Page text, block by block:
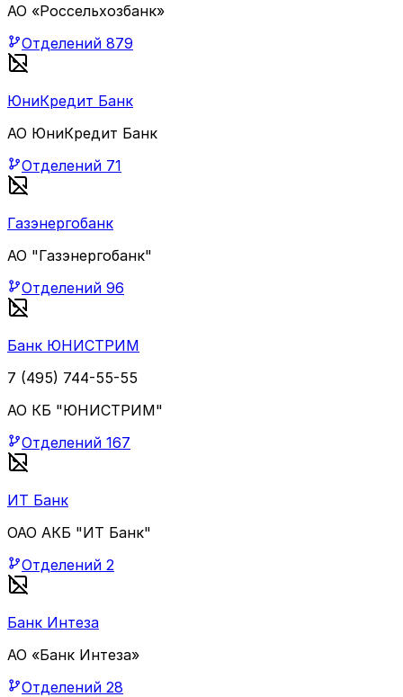
АО «Россельхозбанк»
Отделений 879
ЮниКредит Банк
АО ЮниКредит Банк
Отделений 71
Газэнергобанк
АО "Газэнергобанк"
Отделений 96
Банк ЮНИСТРИМ
7 (495) 744-55-55
АО КБ "ЮНИСТРИМ"
Отделений 167
ИТ Банк
ОАО АКБ "ИТ Банк"
Отделений 2
Банк Интеза
АО «Банк Интеза»
Отделений 28